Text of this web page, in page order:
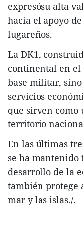
expresósu alta
hacia el apoyo
lugareños.
La DK1,
continental en el
base militar, sino
servicios
que sirven
territorio
En las últimas
se ha
desarrollo de la
también protege
mar y las islas./.